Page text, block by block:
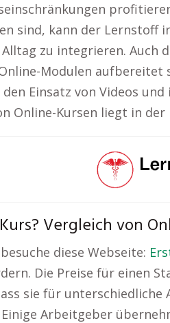
sind, kann der
zu integrieren. Auch
Modulen aufbereitet
den Einsatz von Videos
Online-Kursen liegt in
Vergleich von
diese Webseite:
Die Preise für einen
sie für
Arbeitgeber